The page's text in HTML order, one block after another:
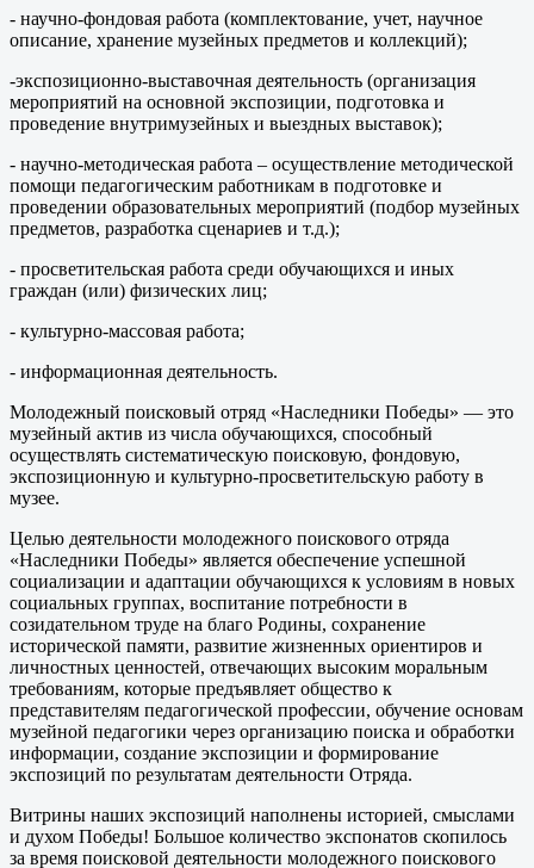
- научно-фондовая работа (комплектование, учет, научное
описание, хранение музейных предметов и коллекций);
-экспозиционно-выставочная деятельность (организация
мероприятий на основной экспозиции, подготовка и
проведение внутримузейных и выездных выставок);
- научно-методическая работа – осуществление методической
помощи педагогическим работникам в подготовке и
проведении образовательных мероприятий (подбор музейных
предметов, разработка сценариев и т.д.);
- просветительская работа среди обучающихся и иных
граждан (или) физических лиц;
- культурно-массовая работа;
- информационная деятельность.
Молодежный поисковый отряд «Наследники Победы» — это
музейный актив из числа обучающихся, способный
осуществлять систематическую поисковую, фондовую,
экспозиционную и культурно-просветительскую работу в
музее.
Целью деятельности молодежного поискового отряда
«Наследники Победы» является обеспечение успешной
социализации и адаптации обучающихся к условиям в новых
социальных группах, воспитание потребности в
созидательном труде на благо Родины, сохранение
исторической памяти, развитие жизненных ориентиров и
личностных ценностей, отвечающих высоким моральным
требованиям, которые предъявляет общество к
представителям педагогической профессии, обучение основам
музейной педагогики через организацию поиска и обработки
информации, создание экспозиции и формирование
экспозиций по результатам деятельности Отряда.
Витрины наших экспозиций наполнены историей, смыслами
и духом Победы! Большое количество экспонатов скопилось
за время поисковой деятельности молодежного поискового